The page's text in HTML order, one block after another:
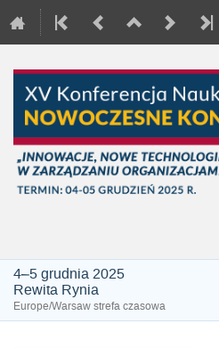
4–5 grudnia 2025
Rewita Rynia
Europe/Warsaw strefa czasowa